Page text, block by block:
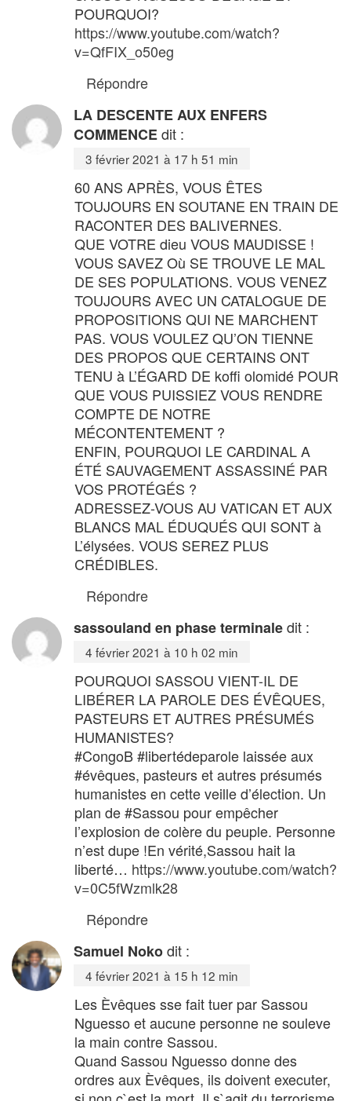
POURQUOI?
https://www.youtube.com/watch?
v=QfFIX_o50eg
Répondre
LA DESCENTE AUX ENFERS
COMMENCEdit :
3 février 2021 à 17 h 51 min
60 ANS APRÈS, VOUS ÊTES
TOUJOURS EN SOUTANE EN TRAIN DE
RACONTER DES BALIVERNES.
QUE VOTRE dieu VOUS MAUDISSE !
VOUS SAVEZ Où SE TROUVE LE MAL
DE SES POPULATIONS. VOUS VENEZ
TOUJOURS AVEC UN CATALOGUE DE
PROPOSITIONS QUI NE MARCHENT
PAS. VOUS VOULEZ QU’ON TIENNE
DES PROPOS QUE CERTAINS ONT
TENU à L’ÉGARD DE koffi olomidé POUR
QUE VOUS PUISSIEZ VOUS RENDRE
COMPTE DE NOTRE
MÉCONTENTEMENT ?
ENFIN, POURQUOI LE CARDINAL A
ÉTÉ SAUVAGEMENT ASSASSINÉ PAR
VOS PROTÉGÉS ?
ADRESSEZ-VOUS AU VATICAN ET AUX
BLANCS MAL ÉDUQUÉS QUI SONT à
L’élysées. VOUS SEREZ PLUS
CRÉDIBLES.
Répondre
sassouland en phase terminaledit :
4 février 2021 à 10 h 02 min
POURQUOI SASSOU VIENT-IL DE
LIBÉRER LA PAROLE DES ÉVÊQUES,
PASTEURS ET AUTRES PRÉSUMÉS
HUMANISTES?
#CongoB​ #libertédeparole​ laissée aux
#évêques​, pasteurs et autres présumés
humanistes en cette veille d’élection. Un
plan de #Sassou​ pour empêcher
l’explosion de colère du peuple. Personne
n’est dupe !En vérité,Sassou hait la
liberté… https://www.youtube.com/watch?
v=0C5fWzmlk28
Répondre
Samuel Nokodit :
4 février 2021 à 15 h 12 min
Les Èvêques sse fait tuer par Sassou
Nguesso et aucune personne ne souleve
la main contre Sassou.
Quand Sassou Nguesso donne des
ordres aux Èvêques, ils doivent executer,